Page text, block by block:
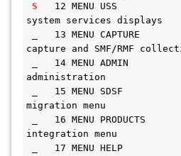
S
12 MENU USS
system services
_   13 MENU CAPTURE
capture and SMF/RMF
_   14 MENU ADMIN
_   15 MENU SDSF
migration
_   16 MENU PRODUCTS
integration
_   17 MENU HELP